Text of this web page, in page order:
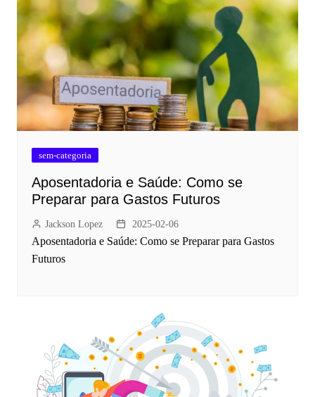
sem-categoria
Aposentadoria e Saúde: Como se
Preparar para Gastos Futuros
Jackson Lopez 2025-02-06
Aposentadoria e Saúde: Como se Preparar para Gastos
Futuros